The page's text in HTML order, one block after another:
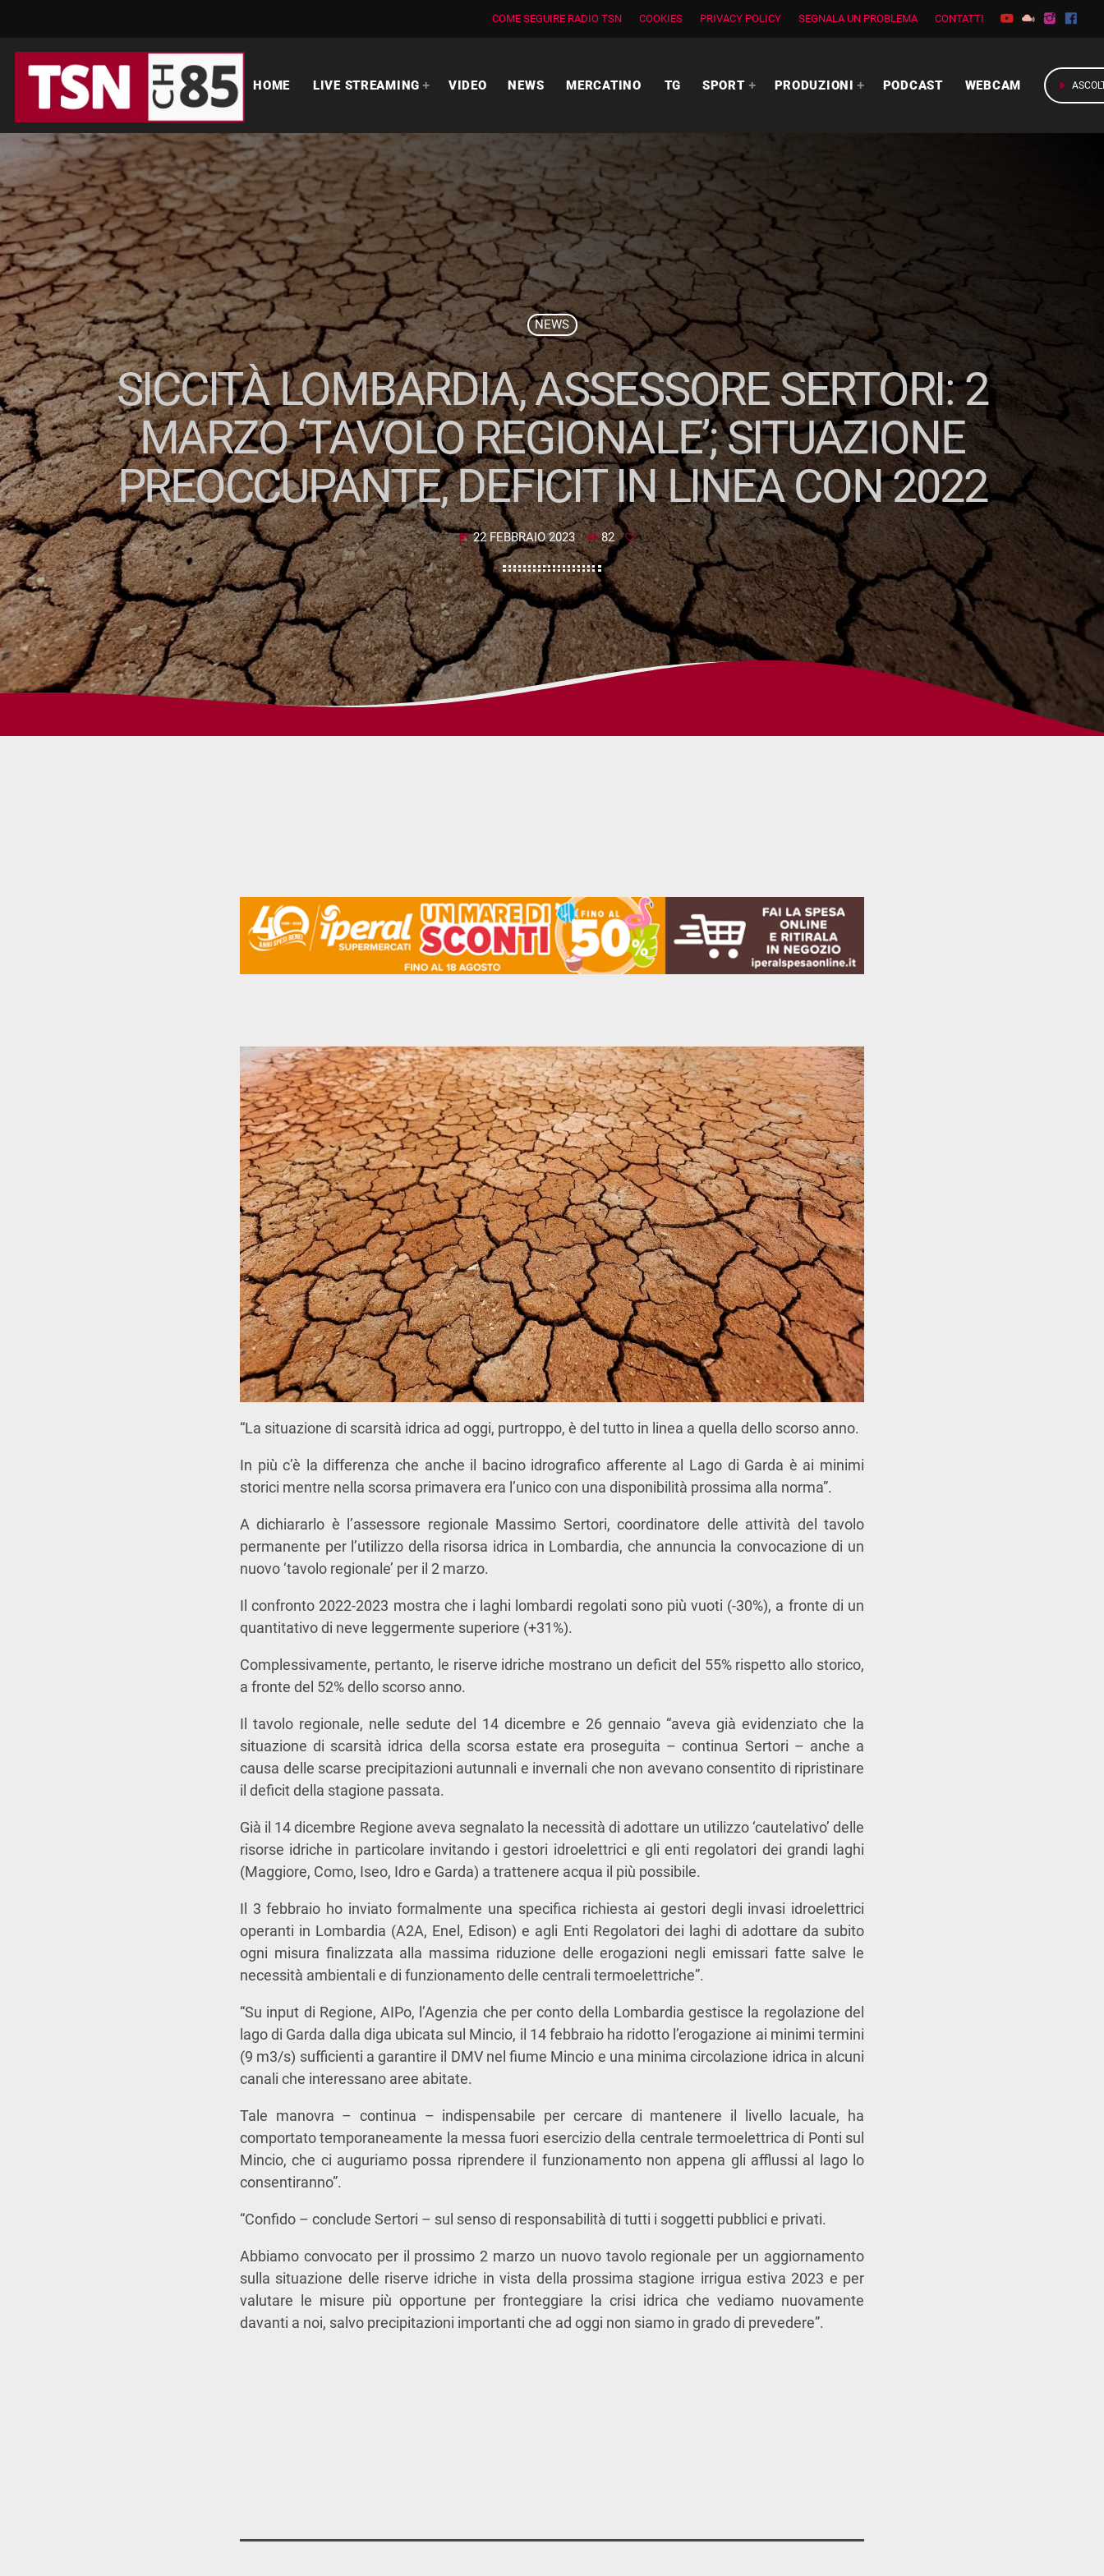
COME SEGUIRE RADIO TSN COOKIES PRIVACY POLICY SEGNALA UN PROBLEMA CONTATTI
HOME LIVE STREAMING VIDEO NEWS MERCATINO TG SPORT PRODUZIONI PODCAST WEBCAM play_arrow
NEWS
SICCITÀ LOMBARDIA, ASSESSORE SERTORI: 2
MARZO ‘TAVOLO REGIONALE’; SITUAZIONE
PREOCCUPANTE, DEFICIT IN LINEA CON 2022
today 22 FEBBRAIO 2023 82
“La situazione di scarsità idrica ad oggi, purtroppo, è del tutto in linea a quella dello scorso anno.
In più c’è la differenza che anche il bacino idrografico afferente al Lago di Garda è ai minimi
storici mentre nella scorsa primavera era l’unico con una disponibilità prossima alla norma”.
A dichiararlo è l’assessore regionale Massimo Sertori, coordinatore delle attività del tavolo
permanente per l’utilizzo della risorsa idrica in Lombardia, che annuncia la convocazione di un
nuovo ‘tavolo regionale’ per il 2 marzo.
Il confronto 2022-2023 mostra che i laghi lombardi regolati sono più vuoti (-30%), a fronte di un
quantitativo di neve leggermente superiore (+31%).
Complessivamente, pertanto, le riserve idriche mostrano un deficit del 55% rispetto allo storico,
a fronte del 52% dello scorso anno.
Il tavolo regionale, nelle sedute del 14 dicembre e 26 gennaio “aveva già evidenziato che la
situazione di scarsità idrica della scorsa estate era proseguita – continua Sertori – anche a
causa delle scarse precipitazioni autunnali e invernali che non avevano consentito di ripristinare
il deficit della stagione passata.
Già il 14 dicembre Regione aveva segnalato la necessità di adottare un utilizzo ‘cautelativo’ delle
risorse idriche in particolare invitando i gestori idroelettrici e gli enti regolatori dei grandi laghi
(Maggiore, Como, Iseo, Idro e Garda) a trattenere acqua il più possibile.
Il 3 febbraio ho inviato formalmente una specifica richiesta ai gestori degli invasi idroelettrici
operanti in Lombardia (A2A, Enel, Edison) e agli Enti Regolatori dei laghi di adottare da subito
ogni misura finalizzata alla massima riduzione delle erogazioni negli emissari fatte salve le
necessità ambientali e di funzionamento delle centrali termoelettriche”.
“Su input di Regione, AIPo, l’Agenzia che per conto della Lombardia gestisce la regolazione del
lago di Garda dalla diga ubicata sul Mincio, il 14 febbraio ha ridotto l’erogazione ai minimi termini
(9 m3/s) sufficienti a garantire il DMV nel fiume Mincio e una minima circolazione idrica in alcuni
canali che interessano aree abitate.
Tale manovra – continua – indispensabile per cercare di mantenere il livello lacuale, ha
comportato temporaneamente la messa fuori esercizio della centrale termoelettrica di Ponti sul
Mincio, che ci auguriamo possa riprendere il funzionamento non appena gli afflussi al lago lo
consentiranno”.
“Confido – conclude Sertori – sul senso di responsabilità di tutti i soggetti pubblici e privati.
Abbiamo convocato per il prossimo 2 marzo un nuovo tavolo regionale per un aggiornamento
sulla situazione delle riserve idriche in vista della prossima stagione irrigua estiva 2023 e per
valutare le misure più opportune per fronteggiare la crisi idrica che vediamo nuovamente
davanti a noi, salvo precipitazioni importanti che ad oggi non siamo in grado di prevedere”.